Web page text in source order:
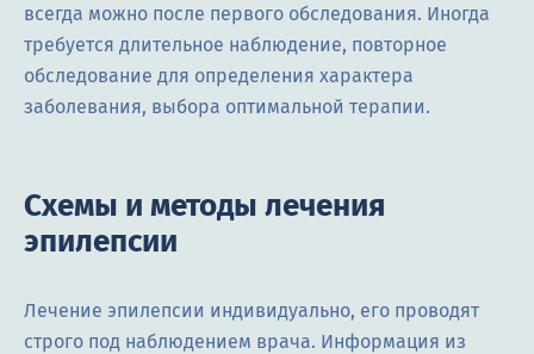
всегда можно после первого обследования. Иногда
требуется длительное наблюдение, повторное
обследование для определения характера
заболевания, выбора оптимальной терапии.
Схемы и методы лечения
эпилепсии
Лечение эпилепсии индивидуально, его проводят
строго под наблюдением врача. Информация из